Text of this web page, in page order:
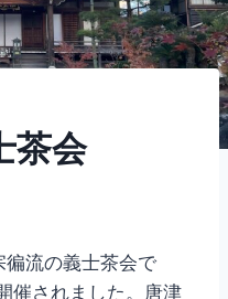
茶会
流の義士茶会で
催されました。唐津